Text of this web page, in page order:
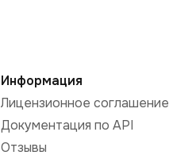
Информация
Лицензионное соглашение
Документация по API
Отзывы